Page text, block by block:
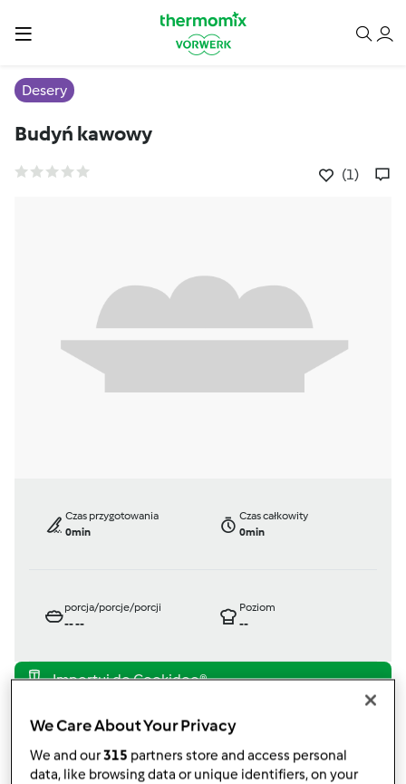
Desery
Budyń kawowy
(1)
Czas przygotowania
0min
Czas całkowity
0min
porcja/porcje/porcji
----
Poziom
--
przezdoriz
opublikowany: 01/12/10
zmieniono dnia: 29/11/11
We Care About Your Privacy
We and our315 partners store and access personal
data, like browsing data or unique identifiers, on your